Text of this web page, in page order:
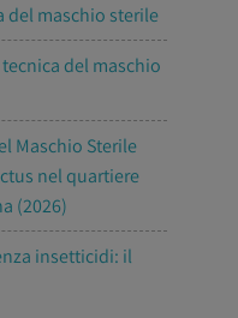
del maschio sterile
del maschio
Maschio Sterile
nel quartiere
(2026)
insetticidi: il